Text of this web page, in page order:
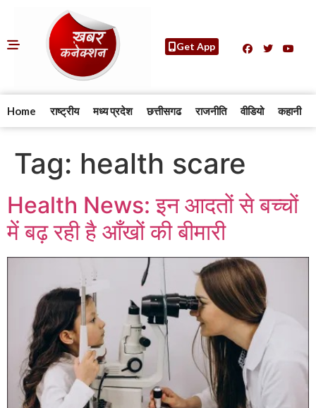
Get App
Home राष्ट्रीय मध्य प्रदेश छत्तीसगढ राजनीति वीडियो कहानी
Tag: health scare
Health News: इन आदतों से बच्चों
में बढ़ रही है आँखों की बीमारी